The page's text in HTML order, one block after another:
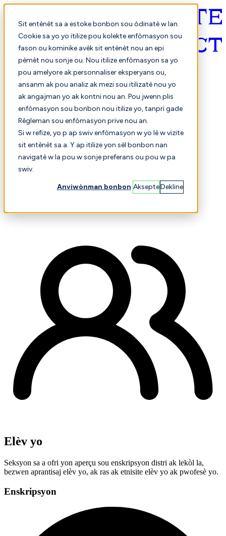
Sit entènèt sa a estoke bonbon sou òdinatè w lan.
Cookie sa yo yo itilize pou kolekte enfòmasyon sou
fason ou kominike avèk sit entènèt nou an epi
pèmèt nou sonje ou. Nou itilize enfòmasyon sa yo
pou amelyore ak personnaliser eksperyans ou,
ansanm ak pou analiz ak mezi sou itilizatè nou yo
ak angajman yo ak kontni nou an. Pou jwenn plis
enfòmasyon sou bonbon nou itilize yo, tanpri gade
Règleman sou enfòmasyon prive nou an.
Si w refize, yo p ap swiv enfòmasyon w yo lè w vizite
sit entènèt sa a. Y ap itilize yon sèl bonbon nan
navigatè w la pou w sonje preferans ou pou w pa
swiv.
Anviwònman bonbon AksepteDekline
Kreyòl ayisyen
Konparezon
Elèv yo
Seksyon sa a ofri yon aperçu sou enskripsyon distri ak lekòl la,
bezwen aprantisaj elèv yo, ak ras ak etnisite elèv yo ak pwofesè yo.
Enskripsyon